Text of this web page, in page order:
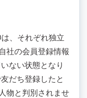
、それぞれ独立
社の会員登録情報
ない状態となり
だち登録したと
物と判別されませ